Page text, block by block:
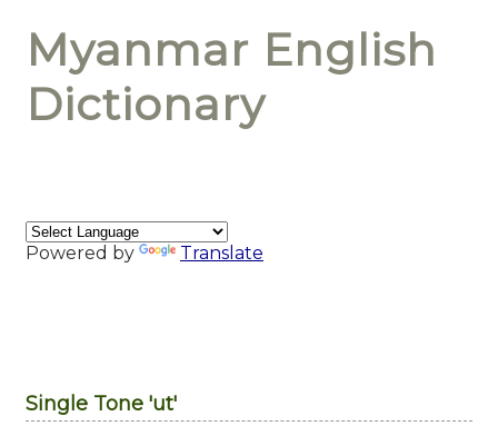
Myanmar English
Dictionary
Powered by Translate
Single Tone 'ut'